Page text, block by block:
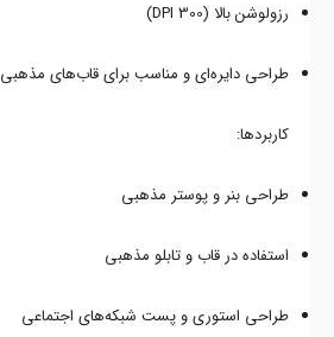
رزولوشن بالا (300 DPI)
طراحی دایره‌ای و مناسب برای قاب‌های مذهبی
کاربردها:
طراحی بنر و پوستر مذهبی
استفاده در قاب و تابلو مذهبی
طراحی استوری و پست شبکه‌های اجتماعی